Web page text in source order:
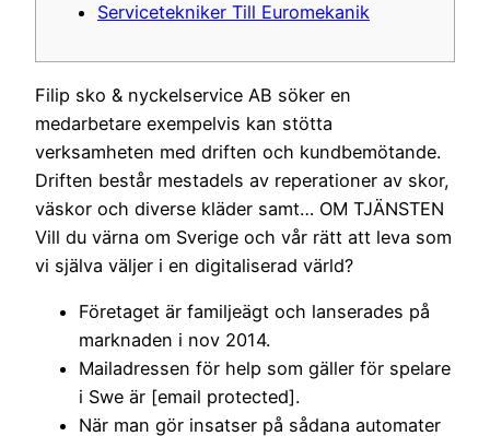
Servicetekniker Till Euromekanik
Filip sko & nyckelservice AB söker en
medarbetare exempelvis kan stötta
verksamheten med driften och kundbemötande.
Driften består mestadels av reperationer av skor,
väskor och diverse kläder samt… OM TJÄNSTEN
Vill du värna om Sverige och vår rätt att leva som
vi själva väljer i en digitaliserad värld?
Företaget är familjeägt och lanserades på
marknaden i nov 2014.
Mailadressen för help som gäller för spelare
i Swe är [email protected].
När man gör insatser på sådana automater